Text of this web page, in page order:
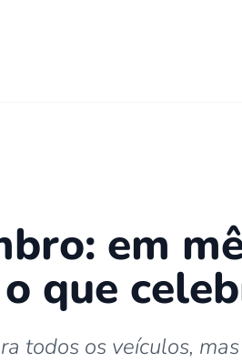
em
que
todos os veículos,